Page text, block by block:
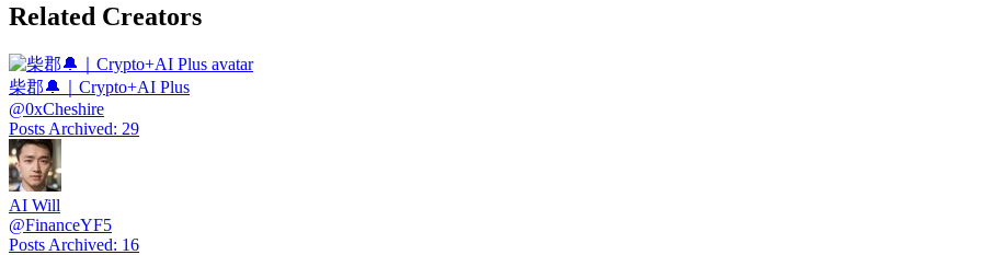
Related Creators
柴郡🔔｜Crypto+AI Plus
@0xCheshire
Posts Archived: 29
AI Will
@FinanceYF5
Posts Archived: 16